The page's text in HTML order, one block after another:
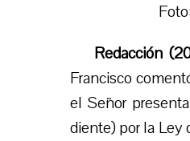
Redacción
Francisco
el Señor
diente) por la Ley